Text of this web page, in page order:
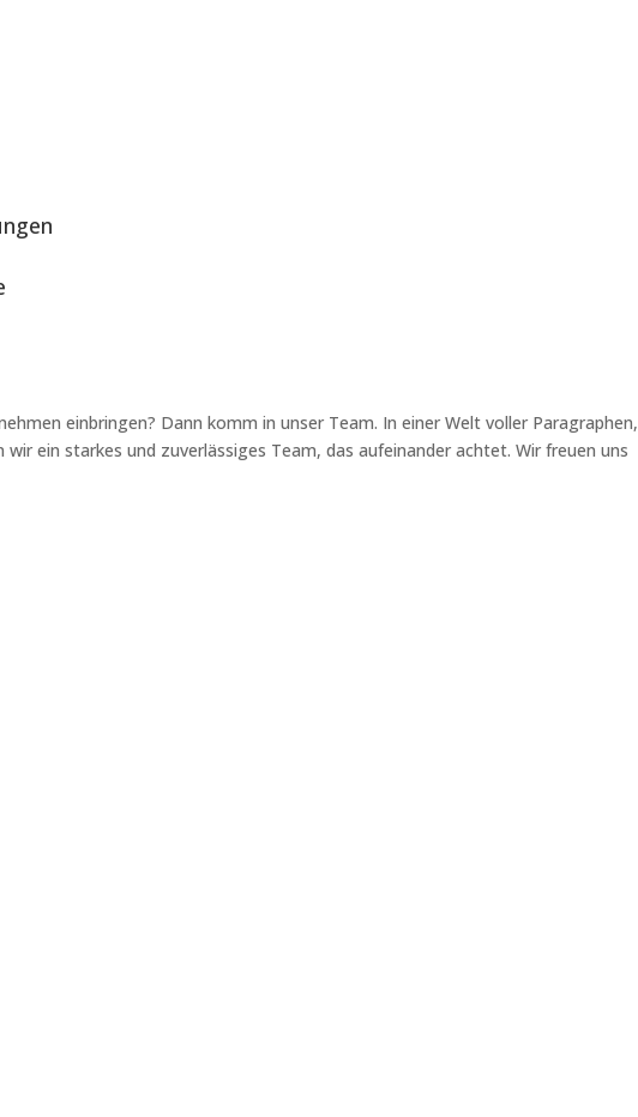
einbringen? Dann komm in unser Team. In einer Welt voller Paragraphen,
ein starkes und zuverlässiges Team, das aufeinander achtet. Wir freuen uns